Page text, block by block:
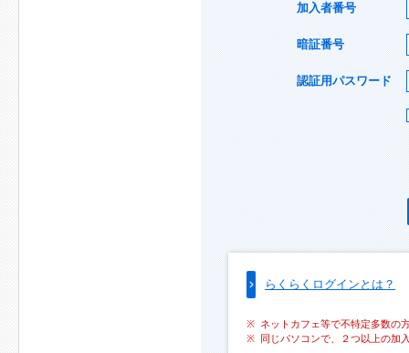
加入者番号
暗証番号
認証用パスワード
らくらくログインとは？
ネットカフェ等で不特定多数の
同じパソコンで、２つ以上の加